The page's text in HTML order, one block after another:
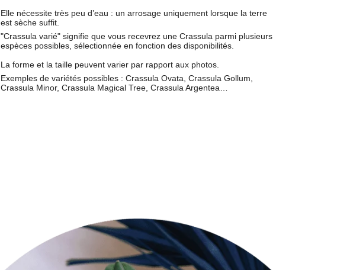
Elle nécessite très peu d’eau : un arrosage uniquement lorsque la terre
est sèchesuffit.
"Crassula varié"signifie que vous recevrez une Crassula parmi plusieurs
espèces possibles, sélectionnée en fonction des disponibilités.
La forme et la taille peuvent varier par rapport aux photos.
Exemples de variétés possibles : Crassula Ovata, Crassula Gollum,
Crassula Minor, Crassula Magical Tree, Crassula Argentea…